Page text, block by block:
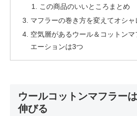
この商品のいいところまとめ
マフラーの巻き方を変えてオシャ
空気層があるウール＆コットンマ
エーションは3つ
ウールコットンマフラー
伸びる